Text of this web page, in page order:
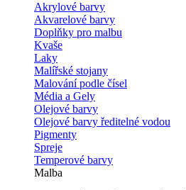
Akrylové barvy
Akvarelové barvy
Doplňky pro malbu
Kvaše
Laky
Malířské stojany
Malování podle čísel
Média a Gely
Olejové barvy
Olejové barvy ředitelné vodou
Pigmenty
Spreje
Temperové barvy
Malba